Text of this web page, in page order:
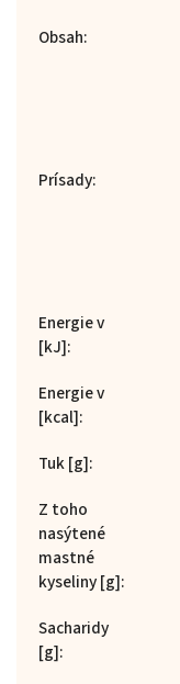
Obsah:
Prísady:
Energie v
[kJ]:
Energie v
[kcal]:
Tuk [g]:
Z toho
nasýtené
mastné
kyseliny [g]:
Sacharidy
[g]: